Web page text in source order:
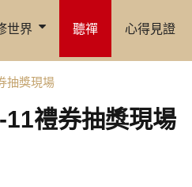
世界 聽禪 心得見證
抽獎現場
禮券抽獎現場